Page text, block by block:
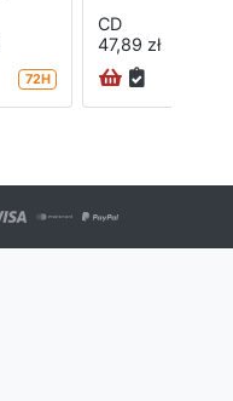
72H
CD
47,89 zł